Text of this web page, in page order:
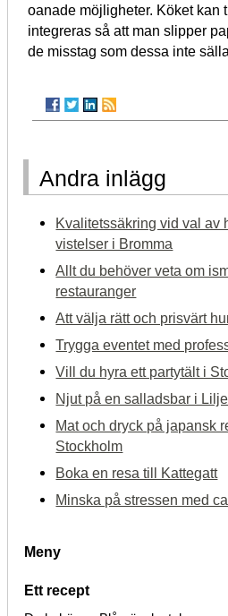
oanade möjligheter. Köket kan
integreras så att man slipper
de misstag som dessa inte
Andra inlägg
Kvalitetssäkring vid val av
vistelser i Bromma
Allt du behöver veta om
restauranger
Att välja rätt och prisvärt
Trygga eventet med
Vill du hyra ett partytält i
Njut på en salladsbar i
Mat och dryck på japansk
Stockholm
Boka en resa till Kattegatt
Minska på stressen med
Meny
Ett recept